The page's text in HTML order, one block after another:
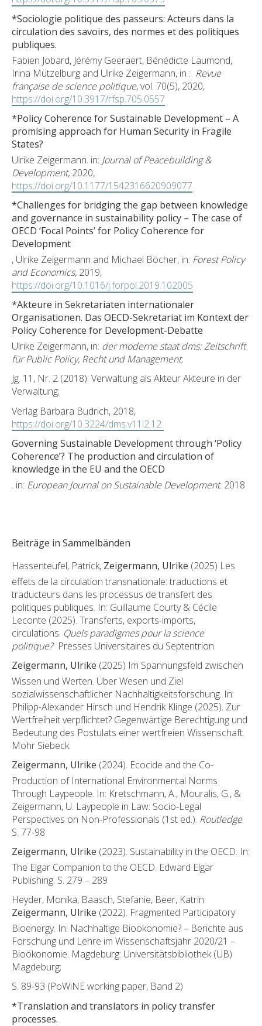
*Sociologie politique des passeurs: Acteurs dans la
circulation des savoirs, des normes et des politiques
publiques.
Fabien Jobard, Jérémy Geeraert, Bénédicte Laumond,
Irina Mützelburg and Ulrike Zeigermann, in : Revue
française de science politique, vol. 70(5), 2020,
https://doi.org/10.3917/rfsp.705.0557
*Policy Coherence for Sustainable Development – A
promising approach for Human Security in Fragile
States?
Ulrike Zeigermann. in: Journal of Peacebuilding &
Development, 2020,
https://doi.org/10.1177/1542316620909077
*Challenges for bridging the gap between knowledge
and governance in sustainability policy – The case of
OECD ‘Focal Points’ for Policy Coherence for
Development
, Ulrike Zeigermann and Michael Böcher, in: Forest Policy
and Economics, 2019,
https://doi.org/10.1016/j.forpol.2019.102005
*Akteure in Sekretariaten internationaler
Organisationen. Das OECD-Sekretariat im Kontext der
Policy Coherence for Development-Debatte
Ulrike Zeigermann, in: der moderne staat dms: Zeitschrift
für Public Policy, Recht und Management;
Jg. 11, Nr. 2 (2018): Verwaltung als Akteur Akteure in der
Verwaltung;
Verlag Barbara Budrich, 2018,
https://doi.org/10.3224/dms.v11i2.12
Governing Sustainable Development through ‘Policy
Coherence’? The production and circulation of
knowledge in the EU and the OECD
. in: European Journal on Sustainable Development. 2018
Beiträge in Sammelbänden
Hassenteufel, Patrick, Zeigermann, Ulrike (2025) Les
effets de la circulation transnationale: traductions et
traducteurs dans les processus de transfert des
politiques publiques. In: Guillaume Courty & Cécile
Leconte (2025). Transferts, exports-imports,
circulations. Quels paradigmes pour la science
politique? Presses Universitaires du Septentrion.
Zeigermann, Ulrike (2025) Im Spannungsfeld zwischen
Wissen und Werten. Über Wesen und Ziel
sozialwissenschaftlicher Nachhaltigkeitsforschung. In:
Philipp-Alexander Hirsch und Hendrik Klinge (2025). Zur
Wertfreiheit verpflichtet? Gegenwärtige Berechtigung und
Bedeutung des Postulats einer wertfreien Wissenschaft.
Mohr Siebeck.
Zeigermann, Ulrike (2024). Ecocide and the Co-
Production of International Environmental Norms
Through Laypeople. In: Kretschmann, A., Mouralis, G., &
Zeigermann, U. Laypeople in Law: Socio-Legal
Perspectives on Non-Professionals (1st ed.). Routledge.
S. 77-98
Zeigermann, Ulrike (2023). Sustainability in the OECD. In:
The Elgar Companion to the OECD. Edward Elgar
Publishing. S. 279 – 289
Heyder, Monika, Baasch, Stefanie, Beer, Katrin:
Zeigermann, Ulrike (2022). Fragmented Participatory
Bioenergy. In: Nachhaltige Bioökonomie? – Berichte aus
Forschung und Lehre im Wissenschaftsjahr 2020/21 –
Bioökonomie. Magdeburg: Universitätsbibliothek (UB)
Magdeburg;
S. 89-93 (PoWiNE working paper, Band 2)
*Translation and translators in policy transfer
processes.